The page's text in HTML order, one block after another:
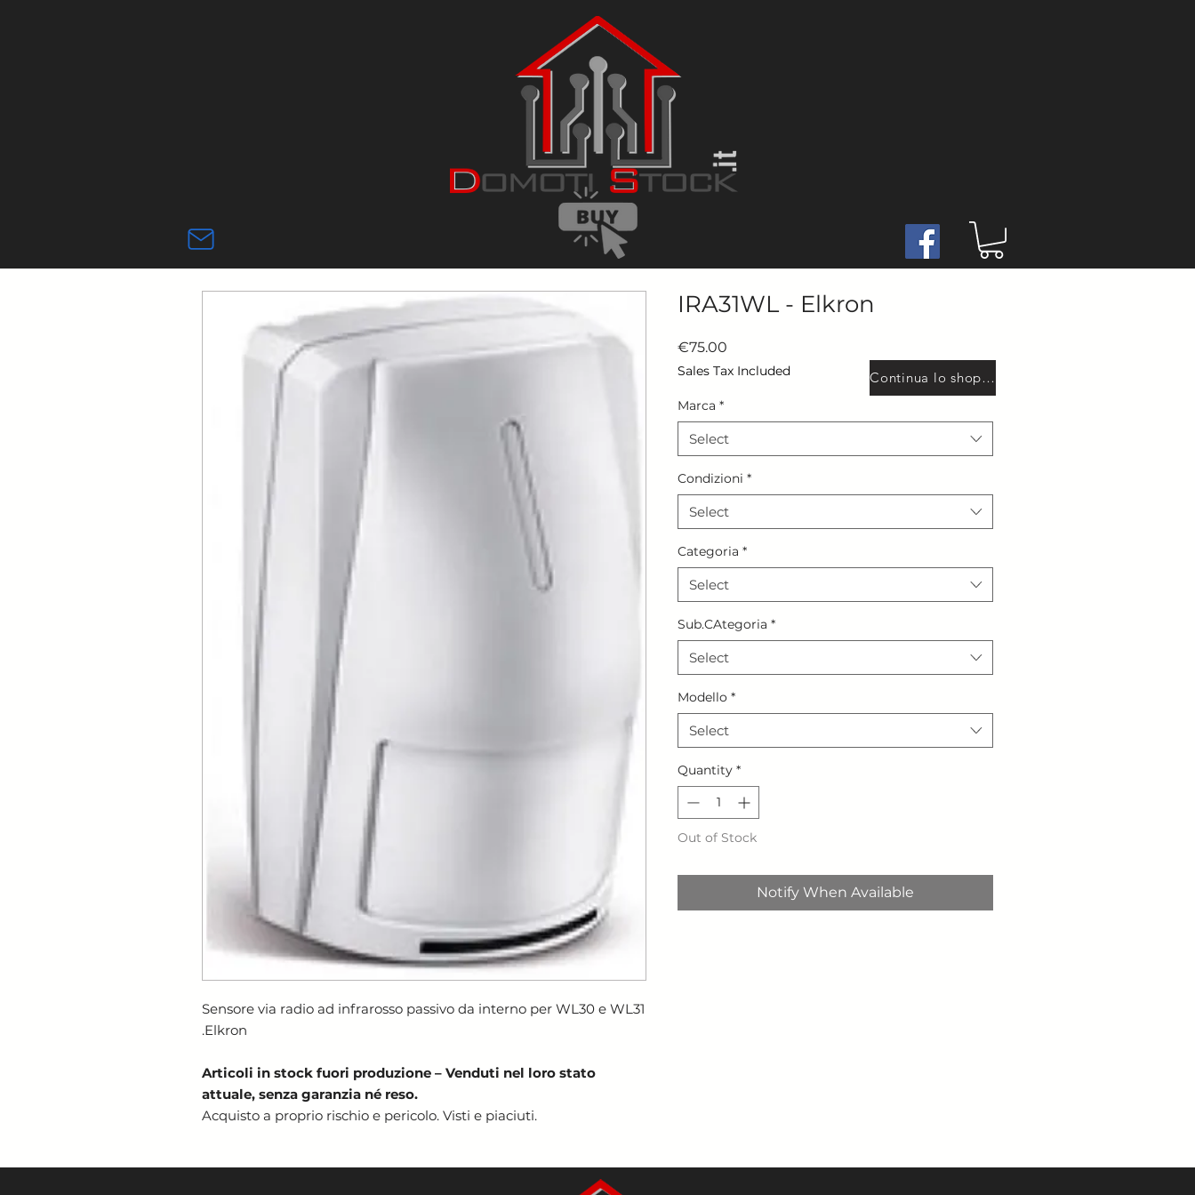
Sensore via radio ad infrarosso passivo da interno per WL30 e WL31
.Elkron
Articoli in stock fuori produzione – Venduti nel loro stato
attuale, senza garanzia né reso.
Acquisto a proprio rischio e pericolo. Visti e piaciuti.
IRA31WL - Elkron
€75.00
Sales Tax Included
Marca *
Select
Condizioni *
Select
Categoria *
Select
Sub.CAtegoria *
Select
Modello *
Select
Quantity *
Out of Stock
Notify When Available
Continua lo shopping